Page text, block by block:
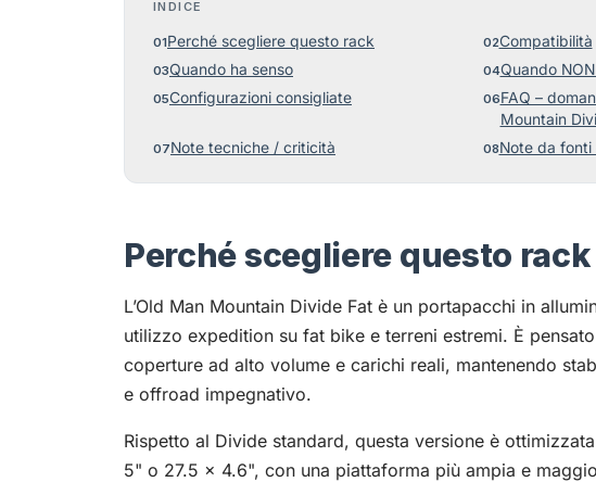
INDICE
Perché scegliere questo rack
Compatibilità
Quando ha senso
Quando
Configurazioni consigliate
FAQ –
Mountain
Note tecniche / criticità
Note da fonti
Perché scegliere questo rack
L’Old Man Mountain Divide Fat è un portapacchi in
utilizzo expedition su fat bike e terreni estremi. È
coperture ad alto volume e carichi reali, mantenendo
e offroad impegnativo.
Rispetto al Divide standard, questa versione è
5" o 27.5 x 4.6", con una piattaforma più ampia e